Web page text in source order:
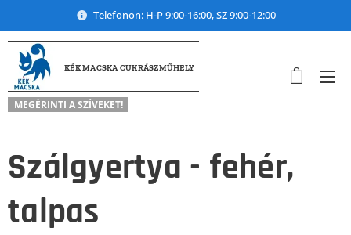
Telefonon: H-P 9:00-16:00, SZ 9:00-12:00
KÉK MACSKA CUKRÁSZMŰHELY
MEGÉRINTI A SZÍVEKET!
Szálgyertya - fehér,
talpas